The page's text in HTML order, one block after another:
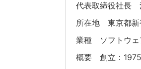
代表取締役社
所在地 東京都新
業種 ソフトウェ
概要 創立：